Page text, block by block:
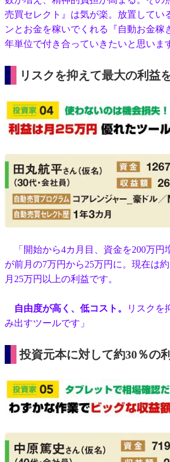
売買セレクト』は気が楽。放置してい
ンとお金を稼いでくれる『自動お金稼
年単位で付き合っていきたいと思いま
リスクを抑えて最大の利益
「開始から4カ月目、資金を200万円
が前月の7万円から25万円に。現在は約
月25万円以上の利益です。
自由度が高く、低コスト。
リスクを
み出すツールです」
投資元本に対して約30％の